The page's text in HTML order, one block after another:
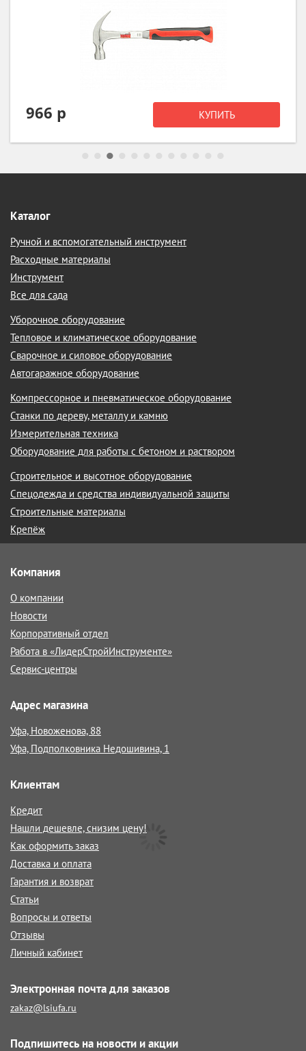
992 р КУПИТЬ
Каталог
Ручной и вспомогательный инструмент
Расходные материалы
Инструмент
Все для сада
Уборочное оборудование
Тепловое и климатическое оборудование
Сварочное и силовое оборудование
Автогаражное оборудование
Компрессорное и пневматическое оборудование
Станки по дереву, металлу и камню
Измерительная техника
Оборудование для работы с бетоном и раствором
Строительное и высотное оборудование
Спецодежда и средства индивидуальной защиты
Строительные материалы
Крепёж
Компания
О компании
Новости
Корпоративный отдел
Работа в «ЛидерСтройИнструменте»
Сервис-центры
Адрес магазина
Уфа, Новоженова, 88
Уфа, Подполковника Недошивина, 1
Клиентам
Кредит
Нашли дешевле, снизим цену!
Как оформить заказ
Доставка и оплата
Гарантия и возврат
Статьи
Вопросы и ответы
Отзывы
Личный кабинет
Электронная почта для заказов
zakaz@lsiufa.ru
Подпишитесь на новости и акции